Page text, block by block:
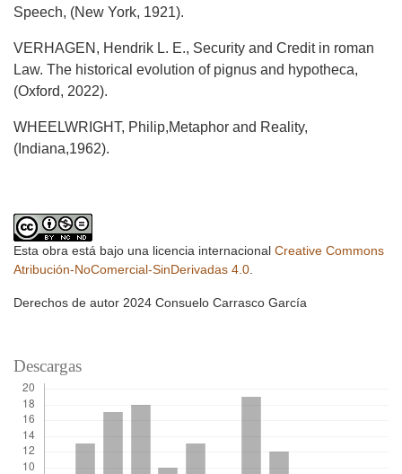
Speech, (New York, 1921).
VERHAGEN, Hendrik L. E., Security and Credit in roman
Law. The historical evolution of pignus and hypotheca,
(Oxford, 2022).
WHEELWRIGHT, Philip,Metaphor and Reality,
(Indiana,1962).
Esta obra está bajo una licencia internacional Creative Commons
Atribución-NoComercial-SinDerivadas 4.0.
Derechos de autor 2024 Consuelo Carrasco García
Descargas